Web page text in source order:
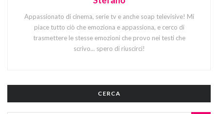
Appassionato di cinema, serie tv e anche soap televisive! Mi
piace tutto ciò che emoziona e appassiona, e cerco di
trasmettere le stesse emozioni che provo nei testi che
scrivo... spero di riuscirci!
CERCA